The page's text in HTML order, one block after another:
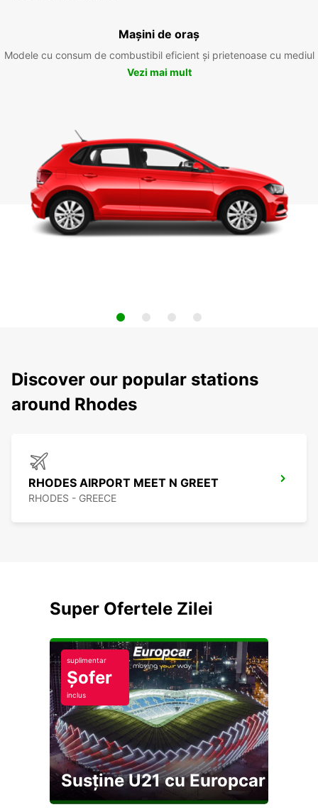
Mașini de oraș
Modele cu consum de combustibil eficient și prietenoase cu mediul
Vezi mai mult
Discover our popular stations
around Rhodes
RHODES AIRPORT MEET N GREET
RHODES - GREECE
Super Ofertele Zilei
suplimentar
Șofer
inclus
Susține U21 cu Europcar